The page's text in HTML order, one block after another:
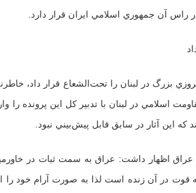
آن جمهوري اسلامي ايران قرار دارد.
بزرگ در لبنان را تحت‌الشعاع قرار داد،
كه اين آثار در سابق قابل پيش‌بيني نبود.
عراق اظهار داشت: عراق به سمت ثبات در
در آن زنده است لذا به صورت آرام خود را از